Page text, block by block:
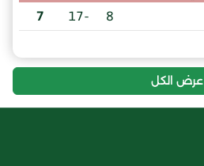
8
-17
7
عرض الكل